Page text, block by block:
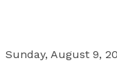
Sunday, August 9,